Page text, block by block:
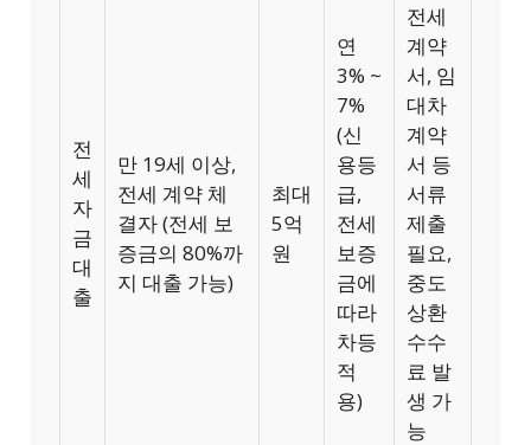
전
세
자
금
대
출
만 19세 이상,
전세 계약 체
결자 (전세 보
증금의 80%까
지 대출 가능)
최대
5억
원
연
3% ~
7%
(신
용등
급,
전세
보증
금에
따라
차등
적
용)
전세
계약
서, 임
대차
계약
서 등
서류
제출
필요,
중도
상환
수수
료 발
생 가
능